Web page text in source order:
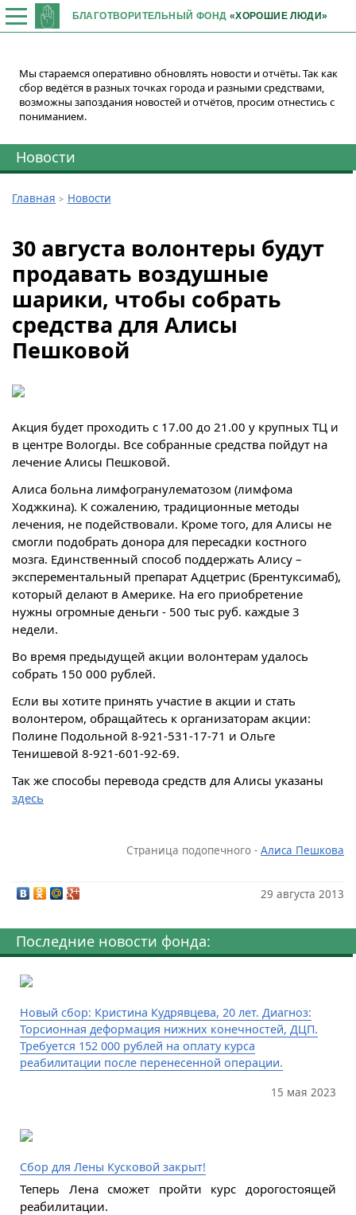
БЛАГОТВОРИТЕЛЬНЫЙ ФОНД «ХОРОШИЕ ЛЮДИ»
Мы стараемся оперативно обновлять новости и отчёты. Так как
сбор ведётся в разных точках города и разными средствами,
возможны запоздания новостей и отчётов, просим отнестись с
пониманием.
Новости
Главная Новости
30 августа волонтеры будут
продавать воздушные
шарики, чтобы собрать
средства для Алисы
Пешковой
Акция будет проходить с 17.00 до 21.00 у крупных ТЦ и
в центре Вологды. Все собранные средства пойдут на
лечение Алисы Пешковой.
Алиса больна лимфогранулематозом (лимфома
Ходжкина). К сожалению, традиционные методы
лечения, не подействовали. Кроме того, для Алисы не
смогли подобрать донора для пересадки костного
мозга. Единственный способ поддержать Алису –
эксперементальный препарат Адцетрис (Брентуксимаб),
который делают в Америке. На его приобретение
нужны огромные деньги - 500 тыс руб. каждые 3
недели.
Во время предыдущей акции волонтерам удалось
собрать 150 000 рублей.
Если вы хотите принять участие в акции и стать
волонтером, обращайтесь к организаторам акции:
Полине Подольной 8-921-531-17-71 и Ольге
Тенишевой 8-921-601-92-69.
Так же способы перевода средств для Алисы указаны
здесь
Страница подопечного -Алиса Пешкова
29 августа 2013
Последние новости фонда:
Новый сбор: Кристина Кудрявцева, 20 лет. Диагноз:
Торсионная деформация нижних конечностей, ДЦП.
Требуется 152 000 рублей на оплату курса
реабилитации после перенесенной операции.
15 мая 2023
Сбор для Лены Кусковой закрыт!
Теперь Лена сможет пройти курс дорогостоящей
реабилитации.